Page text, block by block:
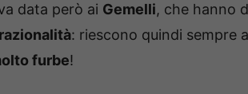
data però ai Gemelli, che hanno
: riescono quindi sempre
furbe!